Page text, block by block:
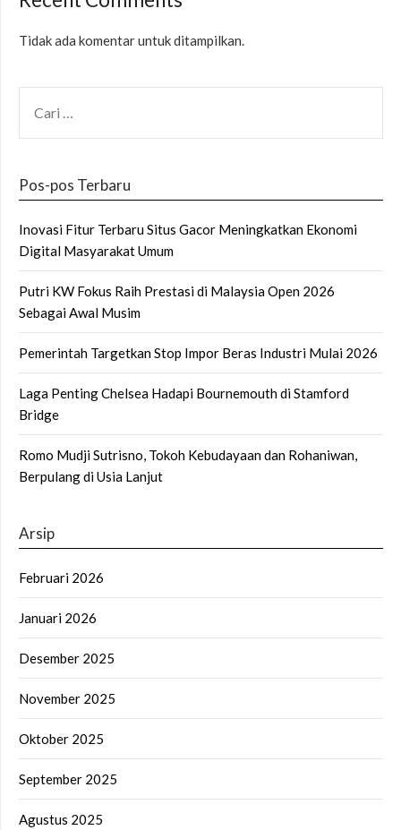
Tidak ada komentar untuk ditampilkan.
UNTUK:
Pos-pos Terbaru
Inovasi Fitur Terbaru Situs Gacor Meningkatkan Ekonomi
Digital Masyarakat Umum
Putri KW Fokus Raih Prestasi di Malaysia Open 2026
Sebagai Awal Musim
Pemerintah Targetkan Stop Impor Beras Industri Mulai 2026
Laga Penting Chelsea Hadapi Bournemouth di Stamford
Bridge
Romo Mudji Sutrisno, Tokoh Kebudayaan dan Rohaniwan,
Berpulang di Usia Lanjut
Arsip
Februari 2026
Januari 2026
Desember 2025
November 2025
Oktober 2025
September 2025
Agustus 2025